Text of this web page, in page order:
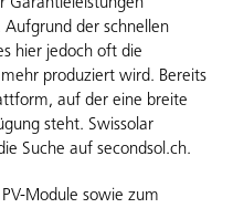
Garantieleistungen
der schnellen
hier jedoch oft die
produziert wird. Bereits
auf der eine breite
steht. Swissolar
Suche auf secondsol.ch.
Module sowie zum